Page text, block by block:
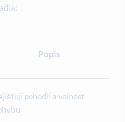
Popis
pohodlí a volnost